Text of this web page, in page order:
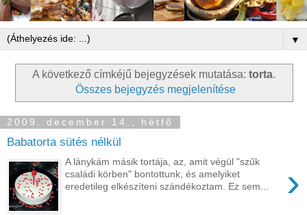
▼
A következő címkéjű bejegyzések mutatása: torta.
Összes bejegyzés megjelenítése
2009. december 14., hétfő
Babatorta sütés nélkül
›
A lánykám másik tortája, az, amit végül "szűk
családi körben" bontottunk, és amelyiket
eredetileg elkészíteni szándékoztam. Ez sem...